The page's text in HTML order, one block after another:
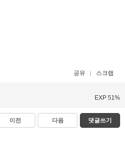
공유 스크랩
EXP 51%
이전 다음 댓글쓰기